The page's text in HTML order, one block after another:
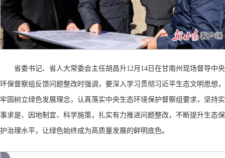
省委书记、省人大常委会主任胡昌升12月14日在甘南州现场督导中央
环保督察组反馈问题整改时强调，要深入学习贯彻习近平生态文明思想，
牢固树立绿色发展理念，认真落实中央生态环境保护督察组要求，坚持实
事求是、因地制宜、科学施策，扎实有力推进问题整改，不断提升生态保
护治理水平，让绿色始终成为高质量发展的鲜明底色。